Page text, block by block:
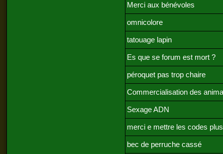
Merci aux bénévoles
omnicolore
tatouage lapin
Es que se forum est mort ?
péroquet pas trop chaire
Commercialisation des
Sexage ADN
merci e mettre les codes
bec de perruche cassé